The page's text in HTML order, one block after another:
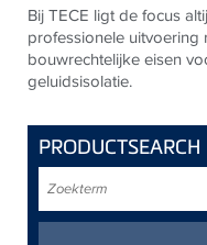
Bij TECE ligt de focus
professionele
bouwrechtelijke eisen
geluidsisolatie.
PRODUCTSEARCH